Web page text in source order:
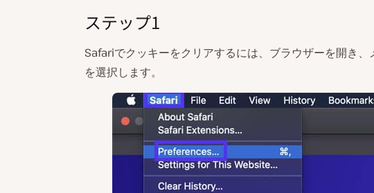
ステップ1
Safariでクッキーをクリアするには、ブラウザーを開き、
を選択します。